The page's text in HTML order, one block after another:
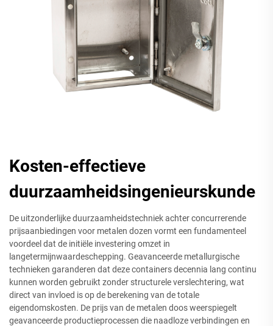
Kosten-effectieve
duurzaamheidsingenieurskunde
De uitzonderlijke duurzaamheidstechniek achter concurrerende
prijsaanbiedingen voor metalen dozen vormt een fundamenteel
voordeel dat de initiële investering omzet in
langetermijnwaardeschepping. Geavanceerde metallurgische
technieken garanderen dat deze containers decennia lang continu
kunnen worden gebruikt zonder structurele verslechtering, wat
direct van invloed is op de berekening van de totale
eigendomskosten. De prijs van de metalen doos weerspiegelt
geavanceerde productieprocessen die naadloze verbindingen en